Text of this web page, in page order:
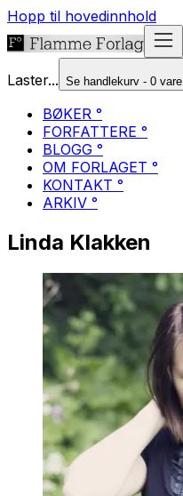
Hopp til hovedinnhold
Laster... Se handlekurv - 0 vare
BØKER °
FORFATTERE °
BLOGG °
OM FORLAGET °
KONTAKT °
ARKIV °
Linda Klakken